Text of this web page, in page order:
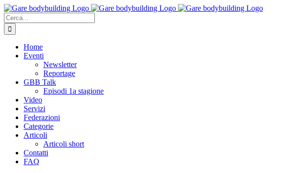
Salta
al
contenuto
Cerca
per:
Home
Eventi
Newsletter
Reportage
GBB Talk
Episodi 1a stagione
Video
Servizi
Federazioni
Categorie
Articoli
Articoli short
Contatti
FAQ